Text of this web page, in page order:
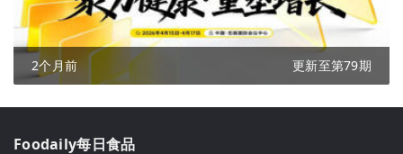
2个月前 更新至第79期
Foodaily每日食品